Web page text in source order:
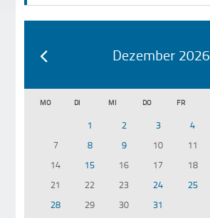
Dezember 2026
MO DI MI DO FR
1 2 3 4
7
8 9 10 11
14
15 16 17 18
21
22 23 24 25
28
29 30 31